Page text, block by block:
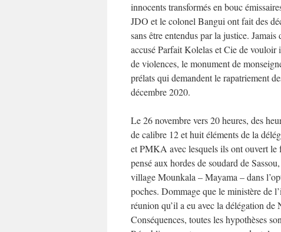
innocents transformés en bouc
JDO et le colonel Bangui ont fait des
sans être entendus par la justice.
accusé Parfait Kolelas et Cie de
de violences, le monument de
prélats qui demandent le rapatriement
décembre 2020.
Le 26 novembre vers 20 heures, des
de calibre 12 et huit éléments de la
et PMKA avec lesquels ils ont ouvert
pensé aux hordes de soudard de
village Mounkala – Mayama – dans
poches. Dommage que le ministère de
réunion qu’il a eu avec la délégation
Conséquences, toutes les hypothèses